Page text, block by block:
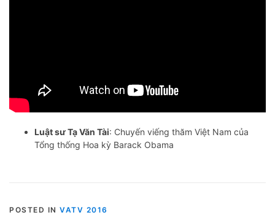
Luật sư Tạ Văn Tài: Chuyến viếng thăm Việt Nam của
Tổng thống Hoa kỳ Barack Obama
POSTED IN VATV 2016